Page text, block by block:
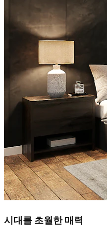
시대를 초월한 매력